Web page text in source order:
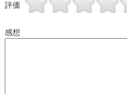
評価
感想